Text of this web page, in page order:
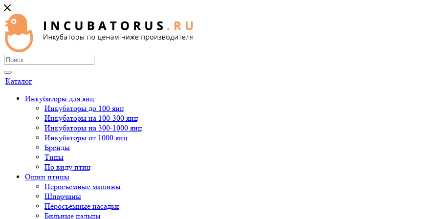
Каталог
Инкубаторы для яиц
Инкубаторы до 100 яиц
Инкубаторы на 100-300 яиц
Инкубаторы на 300-1000 яиц
Инкубаторы от 1000 яиц
Бренды
Типы
По виду птиц
Ощип птицы
Перосъемные машины
Шпарчаны
Перосъемные насадки
Бильные пальцы